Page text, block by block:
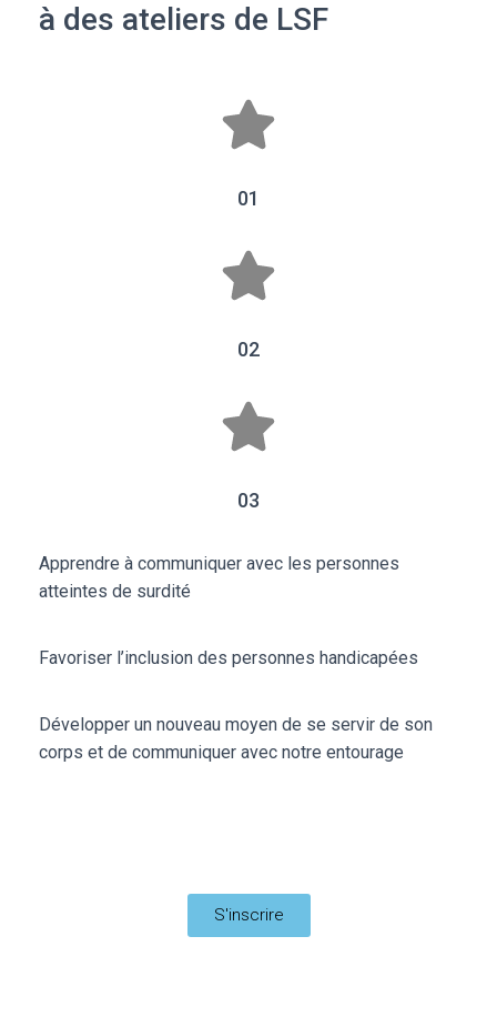
à des ateliers de LSF
01
02
03
Apprendre à communiquer avec les personnes
atteintes de surdité
Favoriser l’inclusion des personnes handicapées
Développer un nouveau moyen de se servir de son
corps et de communiquer avec notre entourage
S'inscrire